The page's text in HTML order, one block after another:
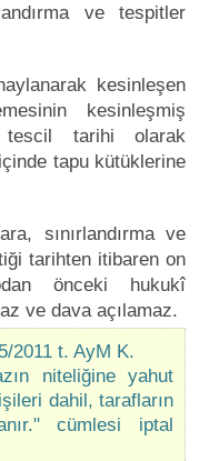
ve tespitler
kesinleşen
kesinleşmiş
tescil tarihi olarak
tapu kütüklerine
sınırlandırma ve
tarihten itibaren on
önceki hukukî
ve dava açılamaz.
2011 t. AyM K.
niteliğine yahut
dahil, tarafların
cümlesi iptal